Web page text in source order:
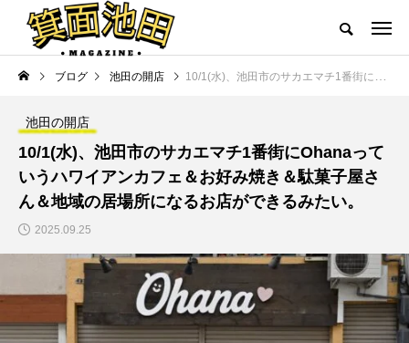
ブログ 池田の開店 10/1(水)、池田市のサカエマチ1番街にOhanaっていうハワイアンカフェ＆お好み焼き＆駄菓子屋さん＆地域の居場所になるお店ができるみたい。
池田の開店
10/1(水)、池田市のサカエマチ1番街にOhanaって
いうハワイアンカフェ＆お好み焼き＆駄菓子屋さ
ん＆地域の居場所になるお店ができるみたい。
2025.09.25